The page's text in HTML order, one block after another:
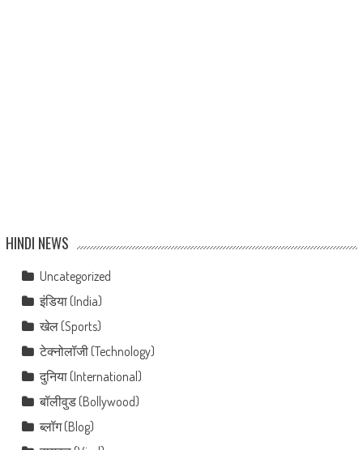
HINDI NEWS
Uncategorized
इंडिया (India)
खेल (Sports)
टेक्नोलॉजी (Technology)
दुनिया (International)
बॉलीवुड (Bollywood)
ब्लॉग (Blog)